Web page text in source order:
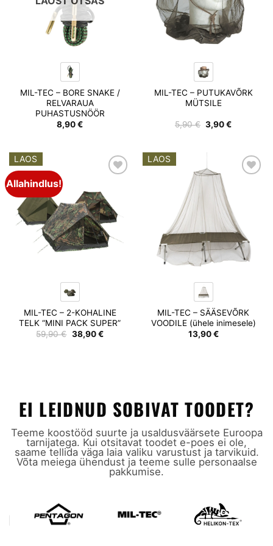
MIL-TEC – BORE SNAKE /
RELVARAUA
PUHASTUSNÖÖR
8,90€
MIL-TEC – PUTUKAVÕRK
MÜTSILE
5,90€ Algne
hind
3,90€Praegune
Allahindlus!
LAOS
wishlist
MIL-TEC – 2-KOHALINE
TELK “MINI PACK SUPER”
59,90€ Algne
hind
38,90€Praegune
LAOS
MIL-TEC – SÄÄSEVÕRK
VOODILE (ühele inimesele)
13,90€
EI LEIDNUD SOBIVAT TOODET?
Teeme koostööd suurte ja usaldusväärsete Euroopa
tarnijatega. Kui otsitavat toodet e-poes ei ole,
saame tellida väga laia valiku varustust ja tarvikuid.
Võta meiega ühendust ja teeme sulle personaalse
pakkumise.